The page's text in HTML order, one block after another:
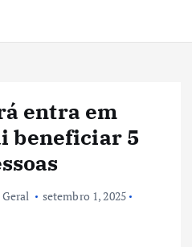
entra em
beneficiar 5
Geral
setembro 1, 2025